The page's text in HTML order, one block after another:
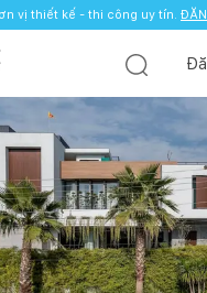
vị thiết kế - thi công uy tín.